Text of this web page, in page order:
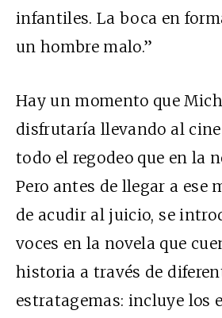
infantiles. La boca en
un hombre malo.”
Hay un momento que
disfrutaría llevando al
todo el regodeo que en la
Pero antes de llegar a ese
de acudir al juicio, se
voces en la novela que
historia a través de
estratagemas: incluye los